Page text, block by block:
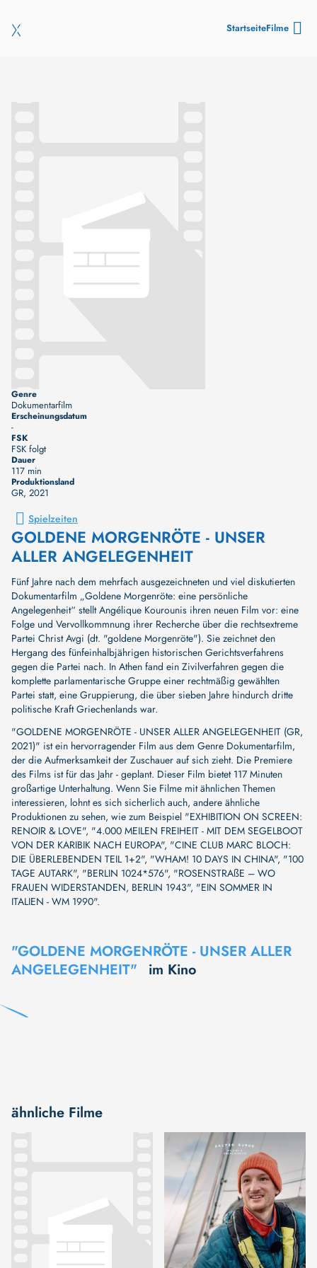
StartseiteFilme
Genre
Dokumentarfilm
Erscheinungsdatum
-
FSK
FSK folgt
Dauer
117 min
Produktionsland
GR, 2021
Spielzeiten
GOLDENE MORGENRÖTE - UNSER
ALLER ANGELEGENHEIT
Fünf Jahre nach dem mehrfach ausgezeichneten und viel diskutierten
Dokumentarfilm „Goldene Morgenröte: eine persönliche
Angelegenheit“ stellt Angélique Kourounis ihren neuen Film vor: eine
Folge und Vervollkommnung ihrer Recherche über die rechtsextreme
Partei Christ Avgi (dt. "goldene Morgenröte"). Sie zeichnet den
Hergang des fünfeinhalbjährigen historischen Gerichtsverfahrens
gegen die Partei nach. In Athen fand ein Zivilverfahren gegen die
komplette parlamentarische Gruppe einer rechtmäßig gewählten
Partei statt, eine Gruppierung, die über sieben Jahre hindurch dritte
politische Kraft Griechenlands war.
"GOLDENE MORGENRÖTE - UNSER ALLER ANGELEGENHEIT (GR,
2021)" ist ein hervorragender Film aus dem Genre Dokumentarfilm,
der die Aufmerksamkeit der Zuschauer auf sich zieht. Die Premiere
des Films ist für das Jahr - geplant. Dieser Film bietet 117 Minuten
großartige Unterhaltung. Wenn Sie Filme mit ähnlichen Themen
interessieren, lohnt es sich sicherlich auch, andere ähnliche
Produktionen zu sehen, wie zum Beispiel "EXHIBITION ON SCREEN:
RENOIR & LOVE", "4.000 MEILEN FREIHEIT - MIT DEM SEGELBOOT
VON DER KARIBIK NACH EUROPA", "CINE CLUB MARC BLOCH:
DIE ÜBERLEBENDEN TEIL 1+2", "WHAM! 10 DAYS IN CHINA", "100
TAGE AUTARK", "BERLIN 1024*576", "ROSENSTRAßE – WO
FRAUEN WIDERSTANDEN, BERLIN 1943", "EIN SOMMER IN
ITALIEN - WM 1990".
"GOLDENE MORGENRÖTE - UNSER ALLER
ANGELEGENHEIT"
im Kino
ähnliche Filme